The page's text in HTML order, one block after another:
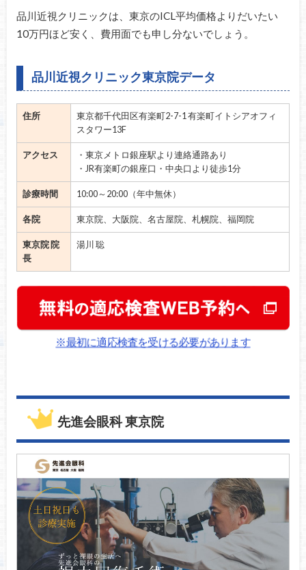
品川近視クリニックは、東京のICL平均価格よりだいたい
10万円ほど安く、費用面でも申し分ないでしょう。
品川近視クリニック東京院データ
住所
東京都千代田区有楽町2-7-1 有楽町イトシアオフィ
スタワー13F
アクセス
・東京メトロ銀座駅より連絡通路あり
・JR有楽町の銀座口・中央口より徒歩1分
診療時間 10:00～20:00（年中無休）
各院 東京院、大阪院、名古屋院、札幌院、福岡院
東京院 院
長
湯川 聡
※最初に適応検査を受ける必要があります
先進会眼科 東京院